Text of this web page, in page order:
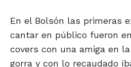
En el Bolsón las primeras
cantar en público fueron
covers con una amiga en
gorra y con lo recaudado